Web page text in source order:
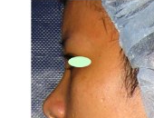
English Inglés)
Tiếng Việt(